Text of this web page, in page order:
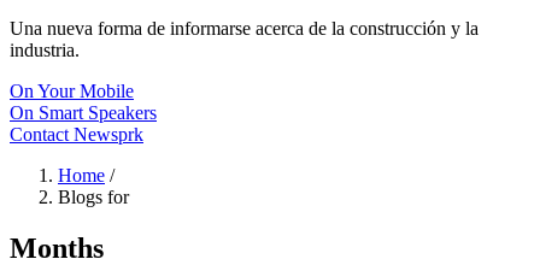
Una nueva forma de informarse acerca de la construcción y la
industria.
On Your Mobile
On Smart Speakers
Contact Newsprk
Home /
Blogs for
Months